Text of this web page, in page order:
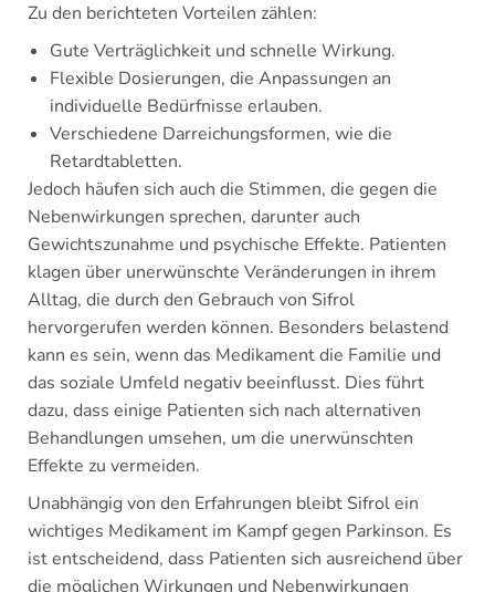
Zu den berichteten Vorteilen zählen:
Gute Verträglichkeit und schnelle Wirkung.
Flexible Dosierungen, die Anpassungen an
individuelle Bedürfnisse erlauben.
Verschiedene Darreichungsformen, wie die
Retardtabletten.
Jedoch häufen sich auch die Stimmen, die gegen die
Nebenwirkungen sprechen, darunter auch
Gewichtszunahme und psychische Effekte. Patienten
klagen über unerwünschte Veränderungen in ihrem
Alltag, die durch den Gebrauch von Sifrol
hervorgerufen werden können. Besonders belastend
kann es sein, wenn das Medikament die Familie und
das soziale Umfeld negativ beeinflusst. Dies führt
dazu, dass einige Patienten sich nach alternativen
Behandlungen umsehen, um die unerwünschten
Effekte zu vermeiden.
Unabhängig von den Erfahrungen bleibt Sifrol ein
wichtiges Medikament im Kampf gegen Parkinson. Es
ist entscheidend, dass Patienten sich ausreichend über
die möglichen Wirkungen und Nebenwirkungen